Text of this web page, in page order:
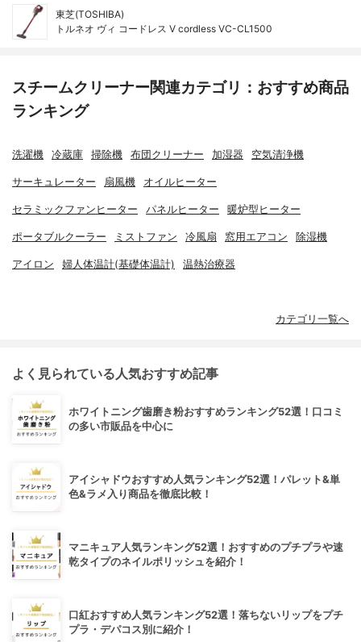
東芝(TOSHIBA)
トルネオ ヴィ コードレス V cordless VC-CL1500
スチームクリーナー関連カテゴリ：おすすめ商品
ランキング
洗濯機 冷蔵庫 掃除機 布団クリーナー 加湿器 空気清浄機
サーキュレーター 扇風機 オイルヒーター
セラミックファンヒーター パネルヒーター 暖炉型ヒーター
ポータブルクーラー ミストファン 冷風扇 窓用エアコン 除湿機
アイロン 婦人体温計(基礎体温計) 温熱治療器
カテゴリ一覧へ
よく見られている人気おすすめ記事
ホワイトニング歯磨き粉おすすめランキング52選！口コミ
の多い市販品を中心に
アイシャドウおすすめ人気ランキング52選！パレット&単
色&ラメ入り商品を徹底比較！
マニキュア人気ランキング52選！おすすめのプチプラや速
乾タイプのネイルポリッシュを紹介！
口紅おすすめ人気ランキング52選！落ちないリップをプチ
プラ・デパコス別に紹介！